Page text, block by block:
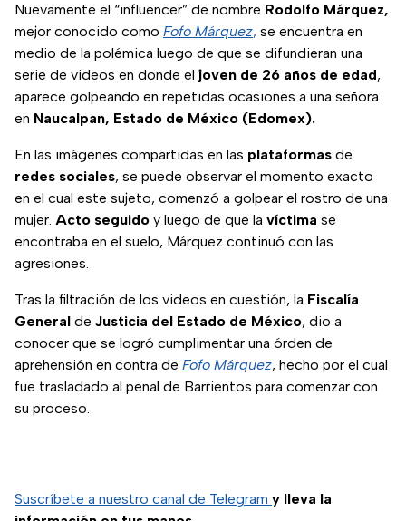
Nuevamente el “influencer” de nombre Rodolfo Márquez,
mejor conocido como Fofo Márquez, se encuentra en
medio de la polémica luego de que se difundieran una
serie de videos en donde el joven de 26 años de edad,
aparece golpeando en repetidas ocasiones a una señora
en Naucalpan, Estado de México (Edomex).
En las imágenes compartidas en las plataformas de
redes sociales, se puede observar el momento exacto
en el cual este sujeto, comenzó a golpear el rostro de una
mujer. Acto seguido y luego de que la víctima se
encontraba en el suelo, Márquez continuó con las
agresiones.
Tras la filtración de los videos en cuestión, la Fiscalía
General de Justicia del Estado de México, dio a
conocer que se logró cumplimentar una órden de
aprehensión en contra de Fofo Márquez, hecho por el cual
fue trasladado al penal de Barrientos para comenzar con
su proceso.
Suscríbete a nuestro canal de Telegram y lleva la